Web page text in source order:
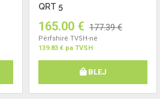
QRT 5
165.00 € 177.39 €
Përfshirë TVSH-në
139.83 € pa TVSH
BLEJ